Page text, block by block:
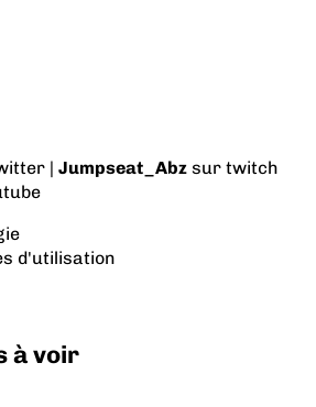
|Jumpseat_Abz sur twitch
d'utilisation
à voir